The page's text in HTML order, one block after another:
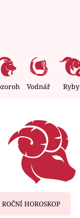
Vodnář Ryby
ROČNÍ HOROSKOP